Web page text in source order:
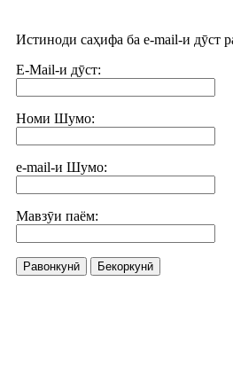
Истиноди саҳифа ба e-mail-и дӯст
E-Mail-и дӯст:
Номи Шумо:
e-mail-и Шумо:
Мавзӯи паём:
Равонкунӣ Бекоркунӣ